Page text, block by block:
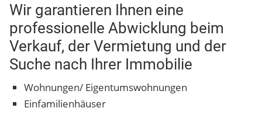
Wir garantieren Ihnen eine
professionelle Abwicklung beim
Verkauf, der Vermietung und der
Suche nach Ihrer Immobilie
Wohnungen/ Eigentumswohnungen
Einfamilienhäuser